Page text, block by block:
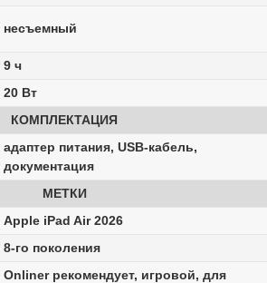
несъемный
9 ч
20 Вт
КОМПЛЕКТАЦИЯ
адаптер питания, USB-кабель,
документация
МЕТКИ
Apple iPad Air 2026
8-го поколения
Onliner рекомендует, игровой, для